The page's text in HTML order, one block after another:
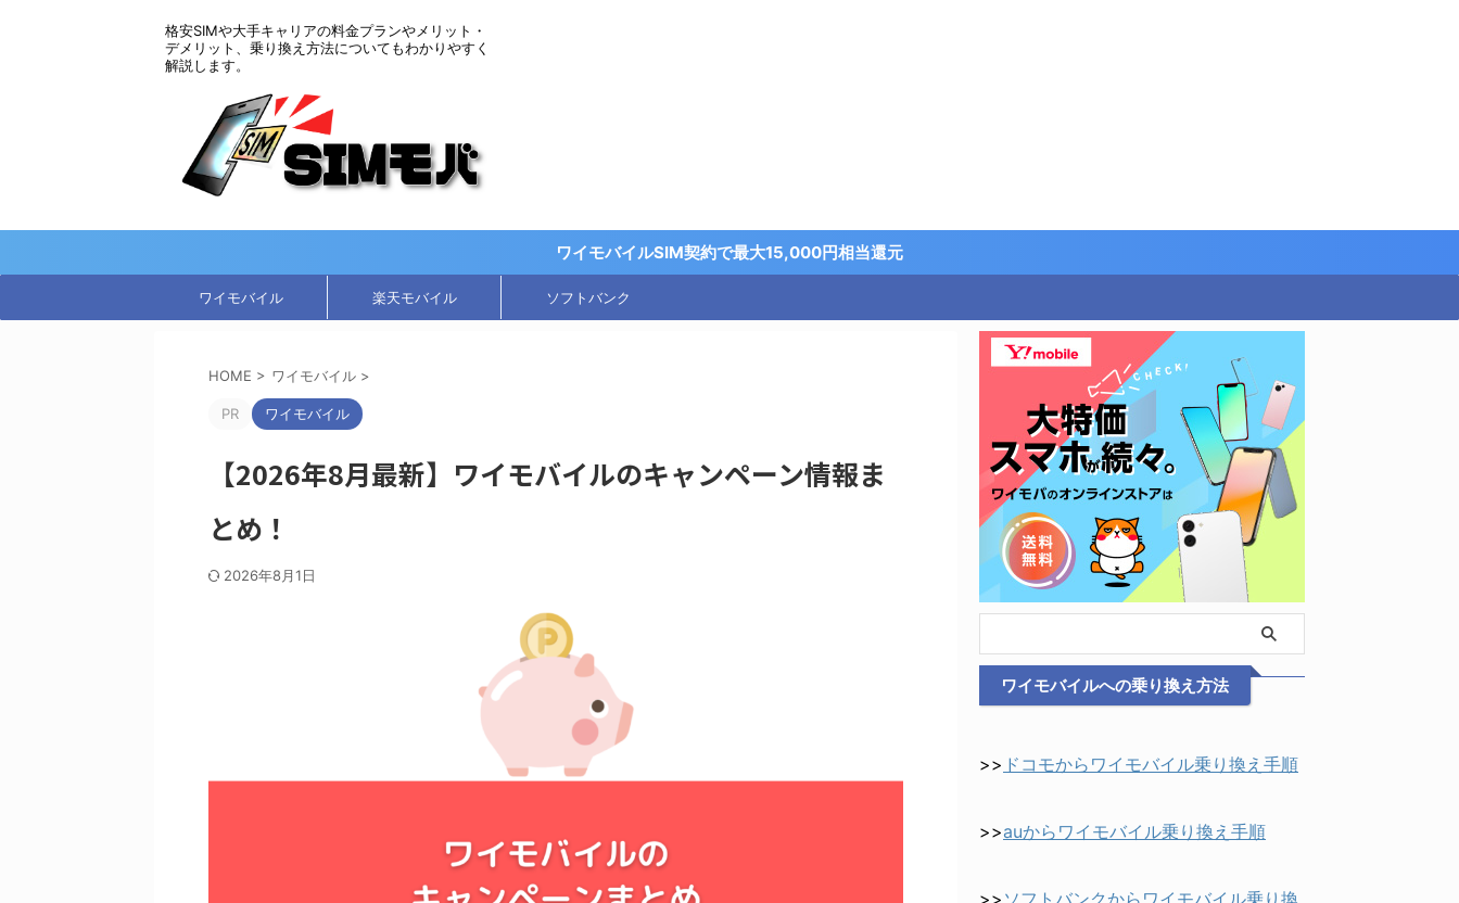
格安SIMや大手キャリアの料金プランやメリット・
デメリット、乗り換え方法についてもわかりやすく
解説します。
ワイモバイルSIM契約で最大15,000円相当還元
ワイモバイル 楽天モバイル ソフトバンク
HOME > ワイモバイル >
PR ワイモバイル
【2026年8月最新】ワイモバイルのキャンペーン情報ま
とめ！
2026年8月1日
ワイモバイルへの乗り換え方法
>> ドコモからワイモバイル乗り換え手順
>>auからワイモバイル乗り換え手順
>> ソフトバンクからワイモバイル乗り換